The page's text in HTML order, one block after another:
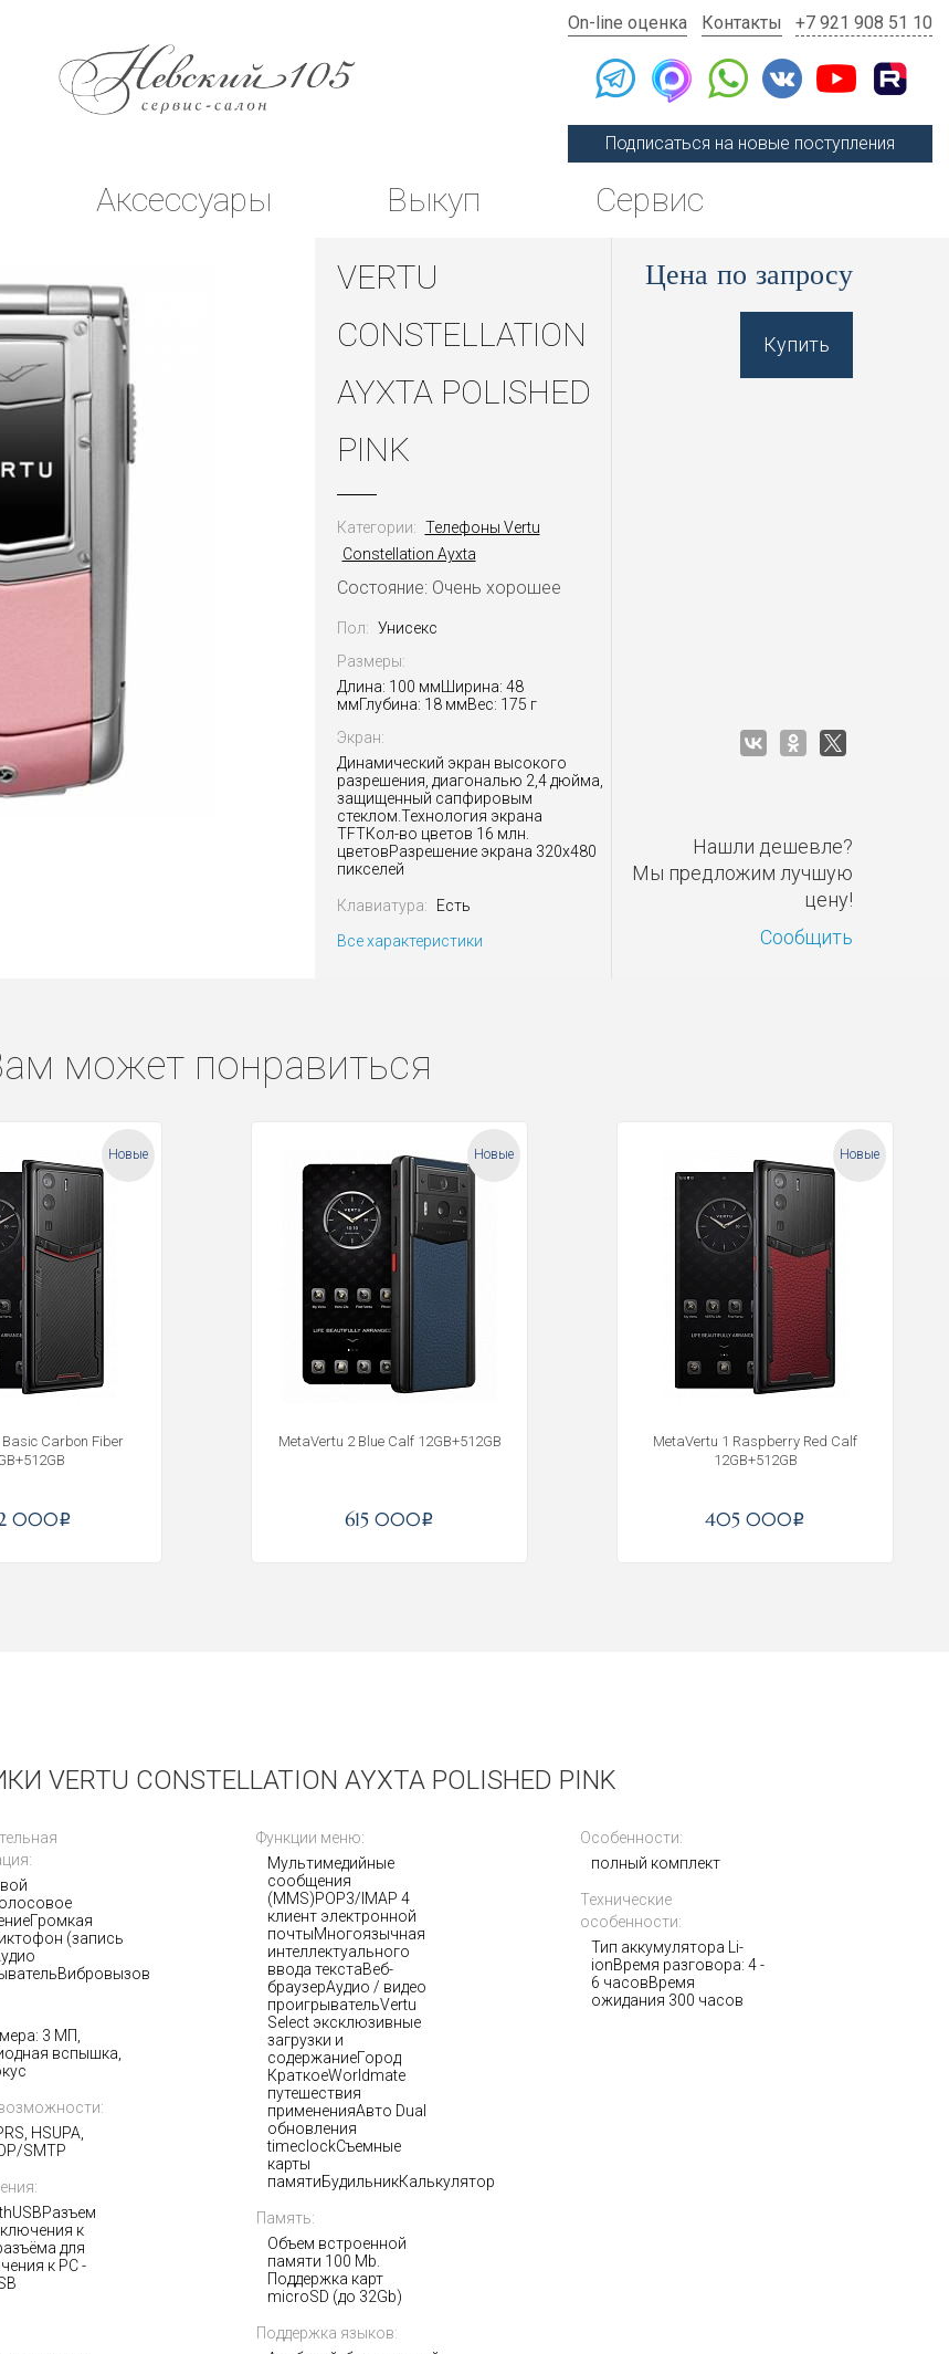
On-line оценка Контакты +7 921 908 51 10
Подписаться на новые поступления
Аксессуары Выкуп
Сервис
VERTU
CONSTELLATION
AYXTA POLISHED
PINK
Категории: Телефоны Vertu
Constellation Ayxta
Состояние: Очень хорошее
Пол: Унисекс
Размеры:
Длина: 100 ммШирина: 48
ммГлубина: 18 ммВес: 175 г
Экран:
Динамический экран высокого
разрешения, диагональю 2,4 дюйма,
защищенный сапфировым
стеклом.Технология экрана
TFTКол-во цветов 16 млн.
цветовРазрешение экрана 320x480
пикселей
Клавиатура:
Есть
Все характеристики
Цена по запросу
Купить
Нашли дешевле?
Мы предложим лучшую
цену!
Сообщить
может понравиться
Новые
Carbon Fiber
000i
Новые
MetaVertu 2 Blue Calf 12GB+512GB
615 000i
Новые
MetaVertu 1 Raspberry Red Calf
12GB+512GB
405 000i
VERTU CONSTELLATION AYXTA POLISHED PINK
(запись
3 МП,
вспышка,
HSUPA,
SMTP
к
для
к PC -
Функции меню:
Мультимедийные
сообщения
(MMS)POP3/IMAP 4
клиент электронной
почтыМногоязычная
интеллектуального
ввода текстаВеб-
браузерАудио / видео
проигрывательVertu
Select эксклюзивные
загрузки и
содержаниеГород
КраткоеWorldmate
путешествия
примененияАвто Dual
обновления
timeclockСъемные
карты
памятиБудильникКалькулятор
Память:
Объем встроенной
памяти 100 Мb.
Поддержка карт
microSD (до 32Gb)
Поддержка языков:
Особенности:
полный комплект
Технические
особенности:
Тип аккумулятора Li-
ionВремя разговора: 4 -
6 часовВремя
ожидания 300 часов